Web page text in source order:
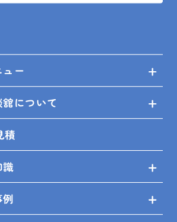
ー
について
積
識
鴨川市横渚283-1